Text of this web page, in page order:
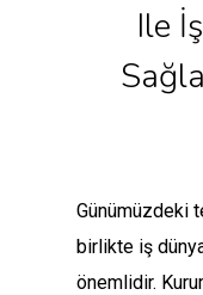
Ile
Günümüzdeki
birlikte iş
önemlidir.